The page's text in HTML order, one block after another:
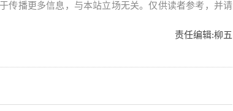
传播更多信息，与本站立场无关。仅供读者参考，并请
责任编辑:柳五